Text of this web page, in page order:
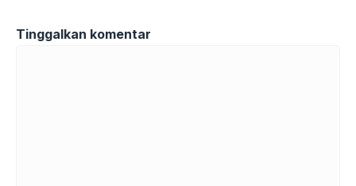
Tinggalkan komentar